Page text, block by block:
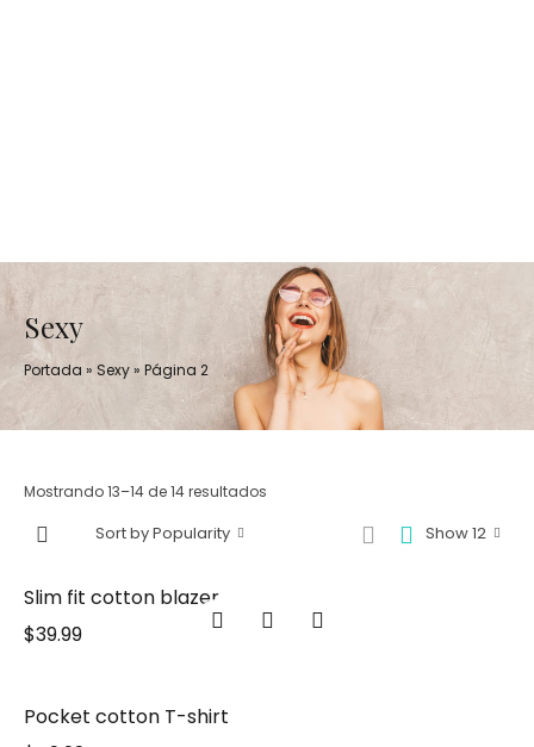
Sexy
Portada » Sexy» Página 2
Mostrando 13–14 de 14 resultados
Show 12
Sort by Popularity
Slim fit cotton blazer
$39.99
Pocket cotton T-shirt